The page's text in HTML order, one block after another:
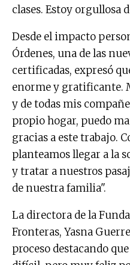
clases. Estoy orgullosa
Desde el impacto
Órdenes, una de las
certificadas, expresó
enorme y gratificante.
y de todas mis
propio hogar, puedo
gracias a este trabajo.
planteamos llegar a la
y tratar a nuestros
de nuestra familia".
La directora de la
Fronteras, Yasna
proceso destacando